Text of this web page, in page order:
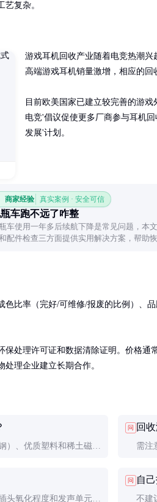
复杂。
游戏耳机回收产业随着电竞热潮兴
高端游戏耳机销量激增，相应的回
目前欧美国家已建立较完善的游
电竞'倡议促使更多厂商参与耳机
发展'计划。
商家经验 真实案例 · 安全可信
车跑不远了咋整
车使用一年多后续航下降是常见问题，本
配件检查三方面提供实用解决方案，帮助
色比率（完好/可维修/报废的比例）、
保处理许可证和数据清除证明。价格通
理企业建立长期合作。
）、优质塑料和稀土磁
问 回
需注
些风
头氧化程度和发声单元状
问 自
不建